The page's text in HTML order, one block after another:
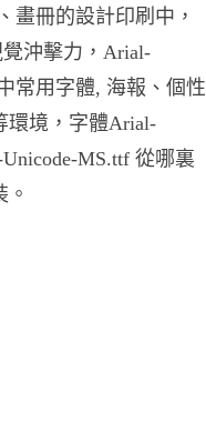
畫冊的設計印刷中，
沖擊力，Arial-
常用字體, 海報、個性
環境，字體Arial-
MS.ttf 從哪裏